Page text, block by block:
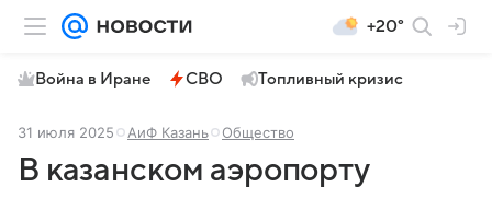
+20°
Война в Иране СВО Топливный кризис
31 июля 2025 АиФ Казань Общество
В казанском аэропорту